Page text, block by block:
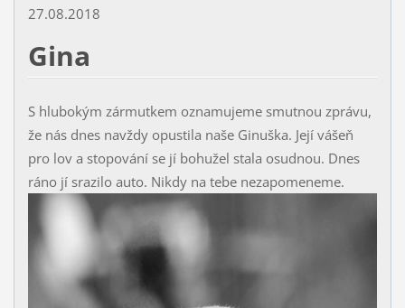
27.08.2018
Gina
S hlubokým zármutkem oznamujeme smutnou zprávu,
že nás dnes navždy opustila naše Ginuška. Její vášeň
pro lov a stopování se jí bohužel stala osudnou. Dnes
ráno jí srazilo auto. Nikdy na tebe nezapomeneme.